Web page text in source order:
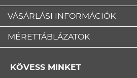
VÁSÁRLÁSI INFORMÁCIÓK
MÉRETTÁBLÁZATOK
KÖVESS MINKET